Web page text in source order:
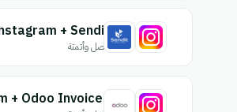
+ Sendit
اتصل وأتمتة
+ Odoo Invoices